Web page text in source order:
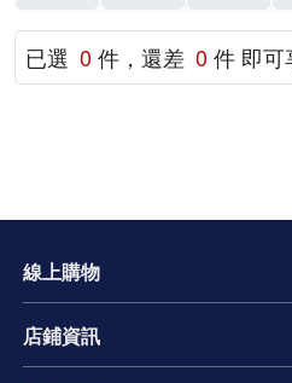
已選 0件，還差 0件 即可
線上購物
店鋪資訊